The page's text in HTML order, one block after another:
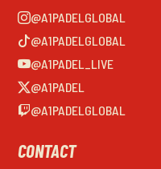
@A1PADELGLOBAL
@A1PADELGLOBAL
@A1PADEL_LIVE
@A1PADEL
@A1PADELGLOBAL
CONTACT